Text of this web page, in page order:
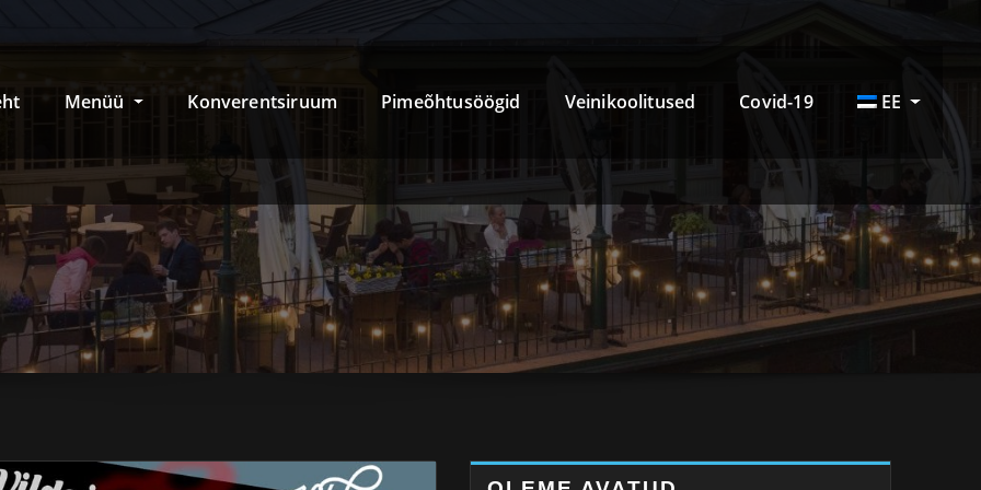
Menüü Konverentsiruum Pimeõhtusöögid Veinikoolitused Covid-19 EE